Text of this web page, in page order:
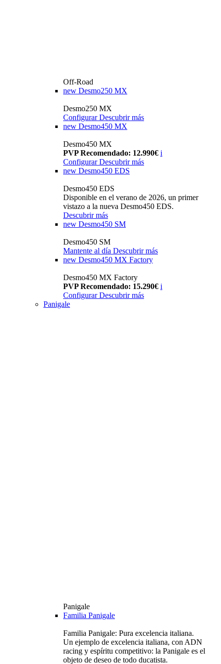
Off-Road
new Desmo250 MX
Desmo250 MX
Configurar Descubrir más
new Desmo450 MX
Desmo450 MX
PVP Recomendado: 12.990€ i
Configurar Descubrir más
new Desmo450 EDS
Desmo450 EDS
Disponible en el verano de 2026, un primer
vistazo a la nueva Desmo450 EDS.
Descubrir más
new Desmo450 SM
Desmo450 SM
Mantente al día Descubrir más
new Desmo450 MX Factory
Desmo450 MX Factory
PVP Recomendado: 15.290€ i
Configurar Descubrir más
Panigale
Panigale
Familia Panigale
Familia Panigale: Pura excelencia italiana.
Un ejemplo de excelencia italiana, con ADN
racing y espíritu competitivo: la Panigale es el
objeto de deseo de todo ducatista.